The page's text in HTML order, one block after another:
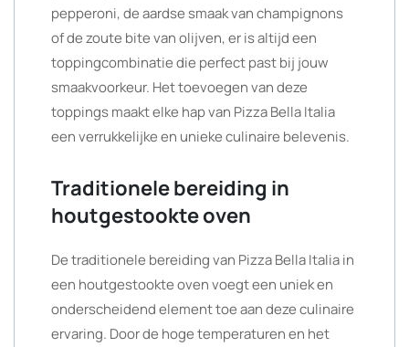
pepperoni, de aardse smaak van champignons
of de zoute bite van olijven, er is altijd een
toppingcombinatie die perfect past bij jouw
smaakvoorkeur. Het toevoegen van deze
toppings maakt elke hap van Pizza Bella Italia
een verrukkelijke en unieke culinaire belevenis.
Traditionele bereiding in
houtgestookte oven
De traditionele bereiding van Pizza Bella Italia in
een houtgestookte oven voegt een uniek en
onderscheidend element toe aan deze culinaire
ervaring. Door de hoge temperaturen en het